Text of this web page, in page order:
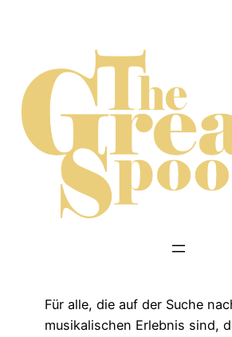
Für alle, die auf der Suche
musikalischen Erlebnis sind,